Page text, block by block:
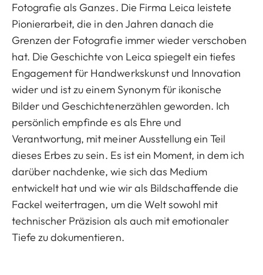
Fotografie als Ganzes. Die Firma Leica leistete
Pionierarbeit, die in den Jahren danach die
Grenzen der Fotografie immer wieder verschoben
hat. Die Geschichte von Leica spiegelt ein tiefes
Engagement für Handwerkskunst und Innovation
wider und ist zu einem Synonym für ikonische
Bilder und Geschichtenerzählen geworden. Ich
persönlich empfinde es als Ehre und
Verantwortung, mit meiner Ausstellung ein Teil
dieses Erbes zu sein. Es ist ein Moment, in dem ich
darüber nachdenke, wie sich das Medium
entwickelt hat und wie wir als Bildschaffende die
Fackel weitertragen, um die Welt sowohl mit
technischer Präzision als auch mit emotionaler
Tiefe zu dokumentieren.